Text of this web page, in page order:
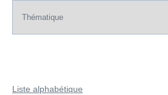
Liste alphabétique